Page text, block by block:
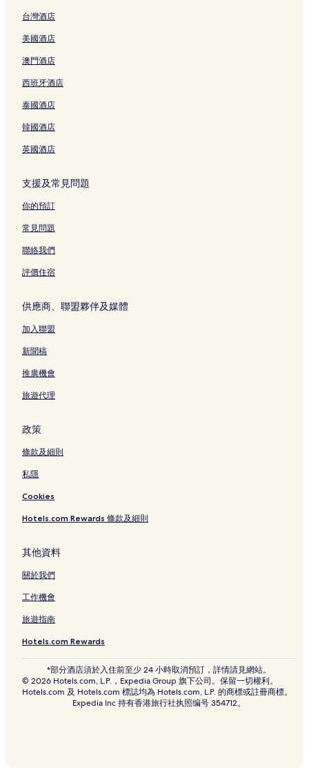
台灣酒店
美國酒店
澳門酒店
西班牙酒店
泰國酒店
韓國酒店
英國酒店
支援及常見問題
你的預訂
常見問題
聯絡我們
評價住宿
供應商、聯盟夥伴及媒體
加入聯盟
新聞稿
推廣機會
旅遊代理
政策
條款及細則
私隱
Cookies
Hotels.com Rewards 條款及細則
其他資料
關於我們
工作機會
旅遊指南
Hotels.com Rewards
*部分酒店須於入住前至少 24 小時取消預訂，詳情請見網站。
© 2026 Hotels.com, L.P.，Expedia Group 旗下公司。保留一切權利。
Hotels.com 及 Hotels.com 標誌均為 Hotels.com, L.P. 的商標或註冊商標。
Expedia Inc 持有香港旅行社执照编号 354712。